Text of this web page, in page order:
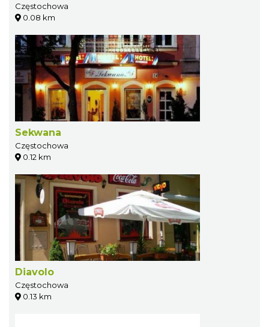
Częstochowa
0.08 km
Sekwana
Częstochowa
0.12 km
Diavolo
Częstochowa
0.13 km